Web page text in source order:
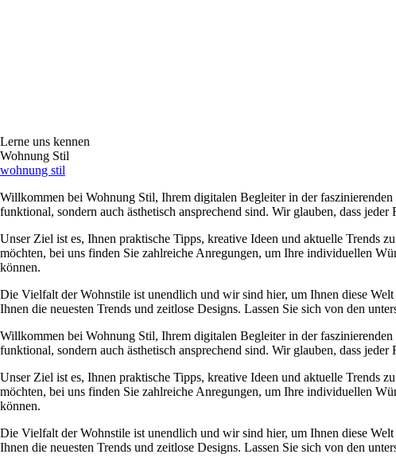
Lerne uns kennen
Wohnung Stil
wohnung stil
Willkommen bei Wohnung Stil, Ihrem digitalen Begleiter in der
funktional, sondern auch ästhetisch ansprechend sind. Wir glauben, dass
Unser Ziel ist es, Ihnen praktische Tipps, kreative Ideen und aktuelle Trends
möchten, bei uns finden Sie zahlreiche Anregungen, um Ihre individuellen
können.
Die Vielfalt der Wohnstile ist unendlich und wir sind hier, um Ihnen diese
Ihnen die neuesten Trends und zeitlose Designs. Lassen Sie sich von den
Willkommen bei Wohnung Stil, Ihrem digitalen Begleiter in der
funktional, sondern auch ästhetisch ansprechend sind. Wir glauben, dass
Unser Ziel ist es, Ihnen praktische Tipps, kreative Ideen und aktuelle Trends
möchten, bei uns finden Sie zahlreiche Anregungen, um Ihre individuellen
können.
Die Vielfalt der Wohnstile ist unendlich und wir sind hier, um Ihnen diese
Ihnen die neuesten Trends und zeitlose Designs. Lassen Sie sich von den